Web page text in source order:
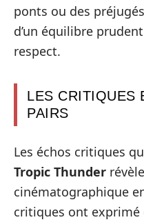
ponts ou des
d’un équilibre
respect.
LES CRITIQUES
PAIRS
Les échos critiques
Tropic Thunder
cinématographique
critiques ont exprimé